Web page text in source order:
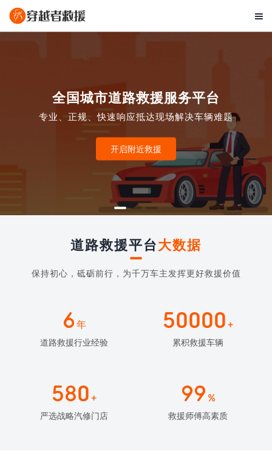

全国城市道路救援服务平台
专业、正规、快速响应抵达现场解决车辆难题
开启附近救援
道路救援平台大数据
保持初心，砥砺前行，为千万车主发挥更好救援价值
6年
道路救援行业经验
50000 +
累积救援车辆
580 +
严选战略汽修门店
99 %
救援师傅高素质